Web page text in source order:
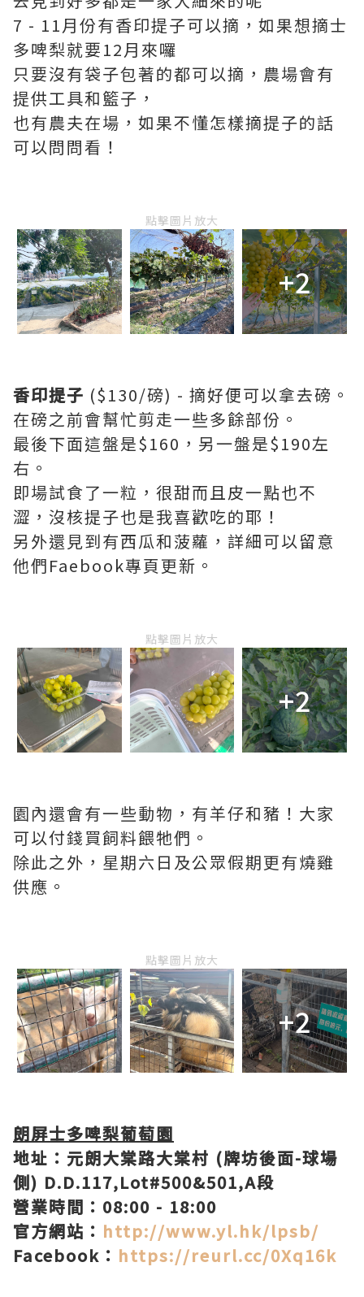
7 - 11月份有香印提子可以摘，如果想摘士
多啤梨就要12月來囉
只要沒有袋子包著的都可以摘，農場會有
提供工具和籃子，
也有農夫在場，如果不懂怎樣摘提子的話
可以問問看！
點擊圖片放大
+2
香印提子 ($130/磅) - 摘好便可以拿去磅。
在磅之前會幫忙剪走一些多餘部份。
最後下面這盤是$160，另一盤是$190左
右。
即場試食了一粒，很甜而且皮一點也不
澀，沒核提子也是我喜歡吃的耶！
另外還見到有西瓜和菠蘿，詳細可以留意
他們Faebook專頁更新。
點擊圖片放大
+2
園內還會有一些動物，有羊仔和豬！大家
可以付錢買飼料餵牠們。
除此之外，星期六日及公眾假期更有燒雞
供應。
點擊圖片放大
+2
朗屏士多啤梨葡萄園
地址：元朗大棠路大棠村 (牌坊後面-球場
側) D.D.117,Lot#500&501,A段
營業時間：08:00 - 18:00
官方網站： http://www.yl.hk/lpsb/
Facebook： https://reurl.cc/0Xq16k